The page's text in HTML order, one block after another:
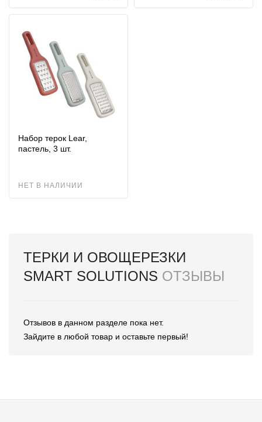
Набор терок Lear,
пастель, 3 шт.
НЕТ В НАЛИЧИИ
ТЕРКИ И ОВОЩЕРЕЗКИ
SMART SOLUTIONS ОТЗЫВЫ
Отзывов в данном разделе пока нет.
Зайдите в любой товар и оставьте первый!